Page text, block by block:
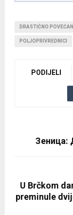
DRASTIČNO
POLJOPRIVREDNICI
PODIJELI
Зеница:
U Brčkom
preminule